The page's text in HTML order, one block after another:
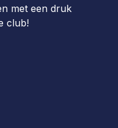
met een druk
club!